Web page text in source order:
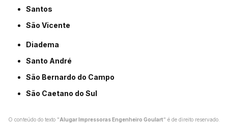
Santos
São Vicente
Diadema
Santo André
São Bernardo do Campo
São Caetano do Sul
O conteúdo do texto "Alugar Impressoras Engenheiro Goulart" é de direito reservado.